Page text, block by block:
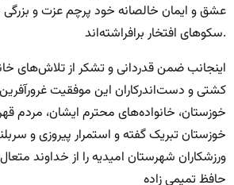
عشق و ایمان خالصانه خود پرچم عزت و بزرگی
سکوهای افتخار برافراشته‌اند.
اینجانب ضمن قدردانی و تشکر از تلاش‌های
کشتی و دست‌اندرکاران این موفقیت
خوزستان، ‌خانواده‌های محترم ایشان، مردم
خوزستان تبریک گفته و استمرار پیروزی و
ورزشکاران شهرستان امیدیه را از خداوند
حافظ تمیمی زاده